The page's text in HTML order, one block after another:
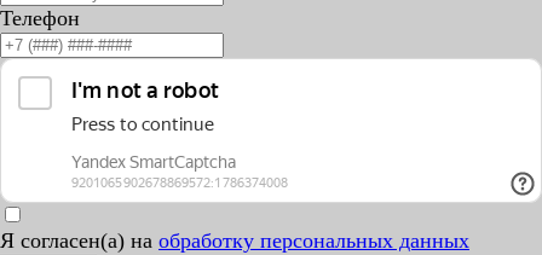
Телефон
Я согласен(а) на обработку персональных данных